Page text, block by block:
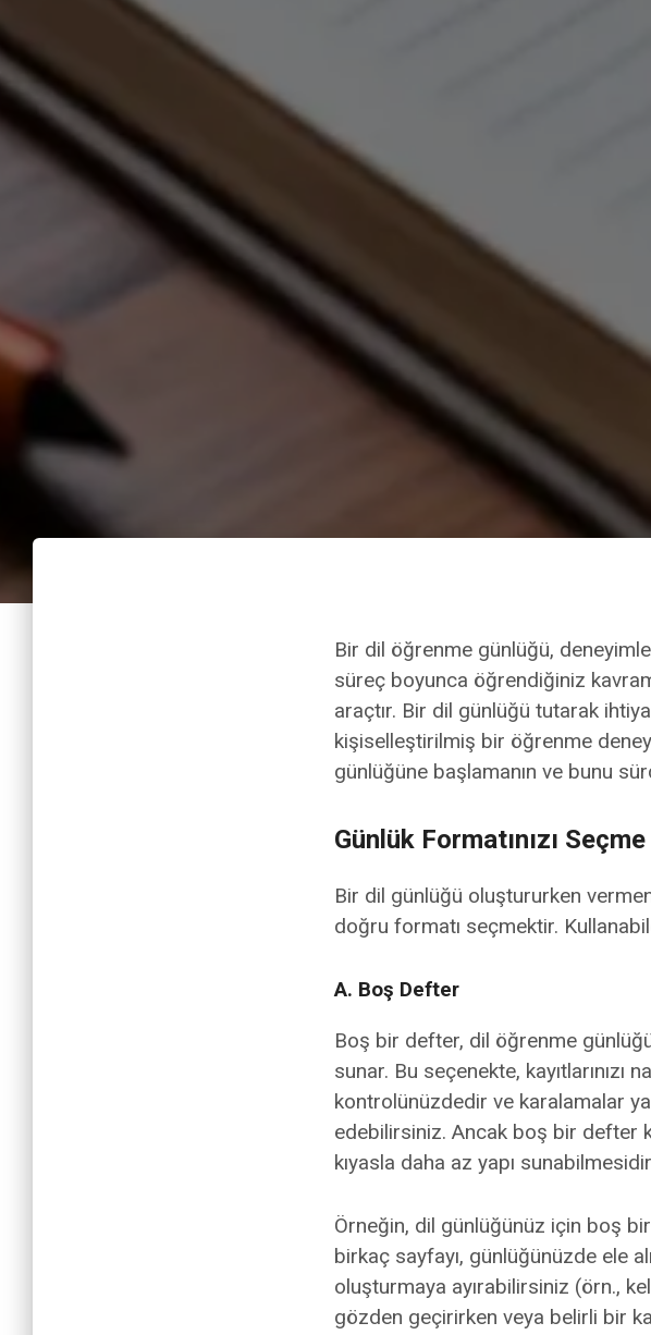
Bir dil öğrenme günlüğü,
süreç boyunca öğrendiğiniz
araçtır. Bir dil günlüğü tutarak
kişiselleştirilmiş bir öğrenme
günlüğüne başlamanın ve bunu
Günlük Formatınızı Seçme
Bir dil günlüğü oluştururken
doğru formatı seçmektir.
A. Boş Defter
Boş bir defter, dil öğrenme
sunar. Bu seçenekte,
kontrolünüzdedir ve karalamalar
edebilirsiniz. Ancak boş bir defter
kıyasla daha az yapı
Örneğin, dil günlüğünüz için boş
birkaç sayfayı, günlüğünüzde ele
oluşturmaya ayırabilirsiniz (örn.,
gözden geçirirken veya belirli bir